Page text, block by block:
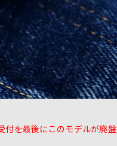
付を最後にこのモデルが廃盤